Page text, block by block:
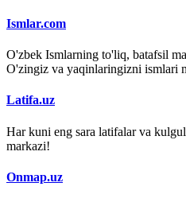
Ismlar.com
O'zbek Ismlarning to'liq, batafsil
O'zingiz va yaqinlaringizni ismlari
Latifa.uz
Har kuni eng sara latifalar va
markazi!
Onmap.uz